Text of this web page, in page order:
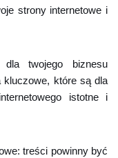
strony internetowe i
twojego biznesu
kluczowe, które są dla
istotne i
treści powinny być